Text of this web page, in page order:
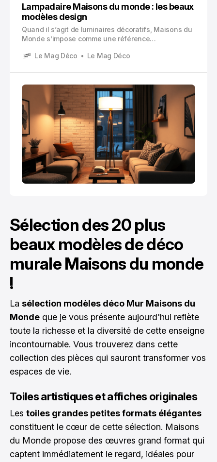
Lampadaire Maisons du monde : les beaux
modèles design
Quand il s’agit de luminaires décoratifs, Maisons du
Monde s’impose comme une référence
intérieure. Cette enseigne française a su conquérir
collections qui allient esthétique raffinée et
accessibilité.
Le Mag Déco Le Mag Déco
Sélection des 20 plus
beaux modèles de déco
murale Maisons du monde
!
La sélection modèles déco Mur Maisons du
Monde que je vous présente aujourd'hui reflète
toute la richesse et la diversité de cette enseigne
incontournable. Vous trouverez dans cette
collection des pièces qui sauront transformer vos
espaces de vie.
Toiles artistiques et affiches originales
Les toiles grandes petites formats élégantes
constituent le cœur de cette sélection. Maisons
du Monde propose des œuvres grand format qui
captent immédiatement le regard, idéales pour